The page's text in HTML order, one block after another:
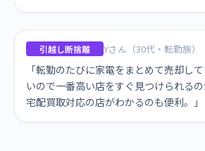
引越し断捨離 Yさん（30代・転勤族）
「転勤のたびに家電をまとめて売却し
いので一番高い店をすぐ見つけられるの
宅配買取対応の店がわかるのも便利。」